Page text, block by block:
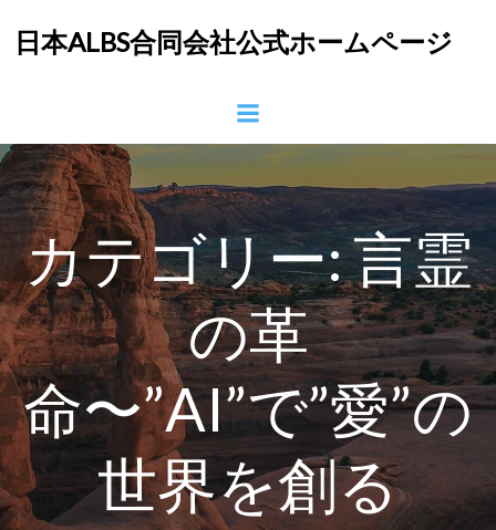
ン
ツ
へ
キ
ッ
プ
日本ALBS合同会社公式ホームページ
カテゴリー:言霊
の革
命〜”AI”で”愛”の
世界を創る